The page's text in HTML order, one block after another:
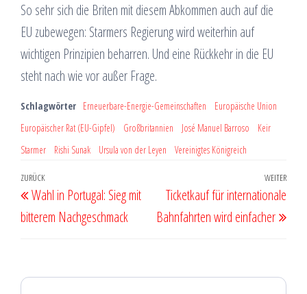
So sehr sich die Briten mit diesem Abkommen auch auf die
EU zubewegen: Starmers Regierung wird weiterhin auf
wichtigen Prinzipien beharren. Und eine Rückkehr in die EU
steht nach wie vor außer Frage.
Schlagwörter Erneuerbare-Energie-Gemeinschaften
Europäische Union
Europäischer Rat (EU-Gipfel)
Großbritannien José Manuel Barroso
Keir
Starmer
Rishi Sunak Ursula von der Leyen Vereinigtes Königreich
Beitragsnavigation
Vorheriger
Beitrag
ZURÜCK
Wahl in Portugal: Sieg mit
bitterem Nachgeschmack
WEITER
Ticketkauf für internationale
Bahnfahrten wird einfacher